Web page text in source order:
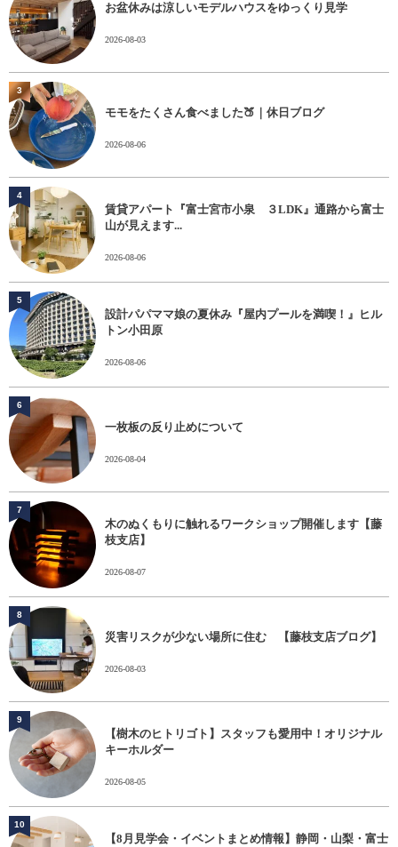
お盆休みは涼しいモデルハウスをゆっくり見学
2026-08-03
モモをたくさん食べました🍑｜休日ブログ
2026-08-06
3
賃貸アパート『富士宮市小泉 ３LDK』通路から富士
山が見えます...
2026-08-06
4
設計パパママ娘の夏休み『屋内プールを満喫！』ヒル
トン小田原
2026-08-06
5
一枚板の反り止めについて
2026-08-04
6
木のぬくもりに触れるワークショップ開催します【藤
枝支店】
2026-08-07
7
災害リスクが少ない場所に住む 【藤枝支店ブログ】
2026-08-03
8
【樹木のヒトリゴト】スタッフも愛用中！オリジナル
キーホルダー
2026-08-05
9
【8月見学会・イベントまとめ情報】静岡・山梨・富士
10